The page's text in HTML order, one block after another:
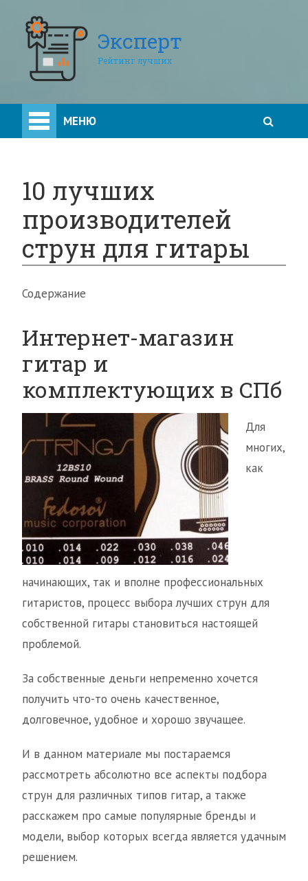
Эксперт
Рейтинг лучших
МЕНЮ
10 лучших
производителей
струн для гитары
Содержание
Интернет-магазин
гитар и
комплектующих в СПб
Для
многих,
как
начинающих, так и вполне профессиональных
гитаристов, процесс выбора лучших струн для
собственной гитары становиться настоящей
проблемой.
За собственные деньги непременно хочется
получить что-то очень качественное,
долговечное, удобное и хорошо звучащее.
И в данном материале мы постараемся
рассмотреть абсолютно все аспекты подбора
струн для различных типов гитар, а также
расскажем про самые популярные бренды и
модели, выбор которых всегда является удачным
решением.